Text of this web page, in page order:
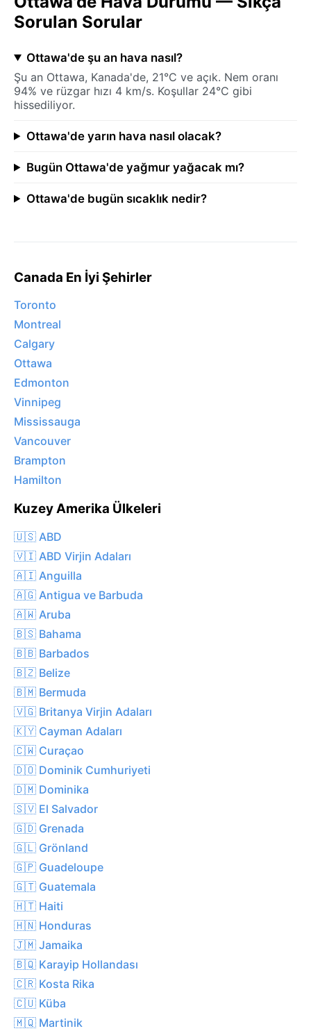
Sorulan Sorular
Ottawa'de şu an hava nasıl?
Şu an Ottawa, Kanada'de, 21°C ve açık. Nem oranı
94% ve rüzgar hızı 4 km/s. Koşullar 24°C gibi
hissediliyor.
Ottawa'de yarın hava nasıl olacak?
Bugün Ottawa'de yağmur yağacak mı?
Ottawa'de bugün sıcaklık nedir?
Canada En İyi Şehirler
Toronto
Montreal
Calgary
Ottawa
Edmonton
Vinnipeg
Mississauga
Vancouver
Brampton
Hamilton
Kuzey Amerika Ülkeleri
🇺🇸 ABD
🇻🇮 ABD Virjin Adaları
🇦🇮 Anguilla
🇦🇬 Antigua ve Barbuda
🇦🇼 Aruba
🇧🇸 Bahama
🇧🇧 Barbados
🇧🇿 Belize
🇧🇲 Bermuda
🇻🇬 Britanya Virjin Adaları
🇰🇾 Cayman Adaları
🇨🇼 Curaçao
🇩🇴 Dominik Cumhuriyeti
🇩🇲 Dominika
🇸🇻 El Salvador
🇬🇩 Grenada
🇬🇱 Grönland
🇬🇵 Guadeloupe
🇬🇹 Guatemala
🇭🇹 Haiti
🇭🇳 Honduras
🇯🇲 Jamaika
🇧🇶 Karayip Hollandası
🇨🇷 Kosta Rika
🇨🇺 Küba
🇲🇶 Martinik